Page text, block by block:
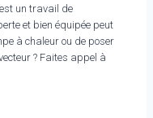
un travail de
et bien équipée peut
à chaleur ou de poser
? Faites appel à